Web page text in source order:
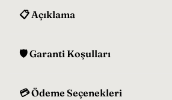
📋 Açıklama
🛡️ Garanti Koşulları
💳 Ödeme Seçenekleri